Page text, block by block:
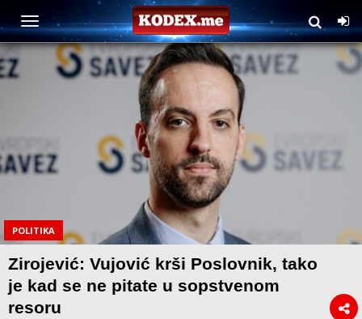
POLITIKA
Zirojević: Vujović krši Poslovnik, tako
je kad se ne pitate u sopstvenom
resoru